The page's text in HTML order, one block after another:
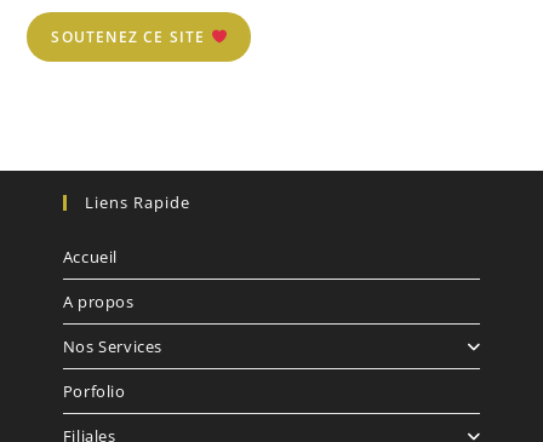
SOUTENEZ CE SITE
Liens Rapide
Accueil
A propos
Nos Services
Porfolio
Filiales